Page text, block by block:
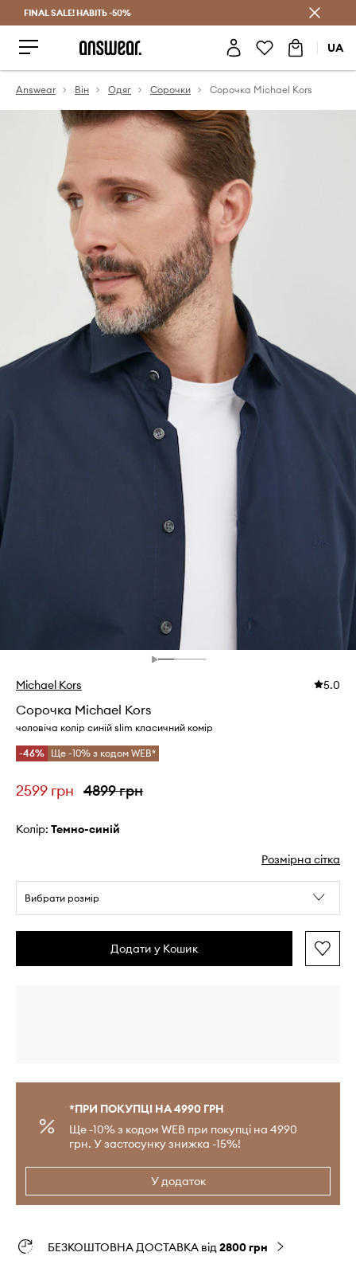
Заощаджуй з Answear Club
FINAL SALE! НАВІТЬ -50%
UA
Answear Він Одяг Сорочки Сорочка Michael Kors
Michael Kors 5.0
Сорочка Michael Kors
чоловіча колір синій slim класичний комір
-46% Ще -10% з кодом WEB*
2599 грн 4899 грн
Колір: темно-синій
Розмірна сітка
Вибрати розмір
Додати у Кошик
*ПРИ ПОКУПЦІ НА 4990 ГРН
Ще -10% з кодом WEB при покупці на 4990
грн. У застосунку знижка -15%!
У додаток
БЕЗКОШТОВНА ДОСТАВКА від2800 грн